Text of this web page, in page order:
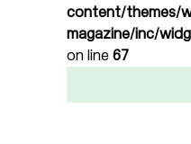
content/themes/
magazine/inc/
on line 67